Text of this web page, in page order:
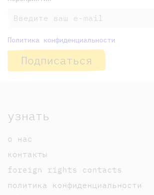
Политика конфиденциальности
Подписаться
узнать
о нас
контакты
foreign rights contacts
политика конфиденциальности